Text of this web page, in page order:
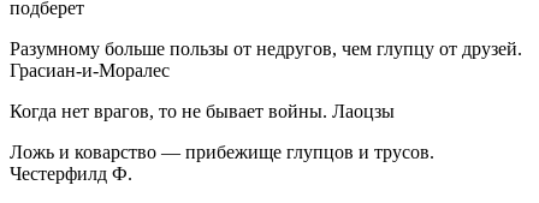
подберет
Разумному больше пользы от недругов, чем глупцу от друзей.
Грасиан-и-Моралес
Когда нет врагов, то не бывает войны. Лаоцзы
Ложь и коварство — прибежище глупцов и трусов.
Честерфилд Ф.